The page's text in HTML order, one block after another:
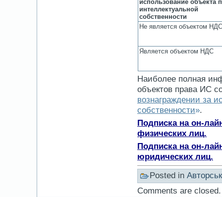
использование объекта
интеллектуальной
собственности
Не является объектом НДС
Является объектом НДС
Наиболее полная
объектов права ИС
вознаграждении за
собственности».
Подписка на он-
физических лиц.
Подписка на он-
юридических лиц.
Posted in
Comments are closed.